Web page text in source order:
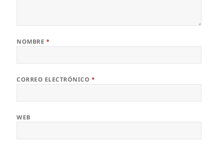
NOMBRE *
CORREO ELECTRÓNICO *
WEB